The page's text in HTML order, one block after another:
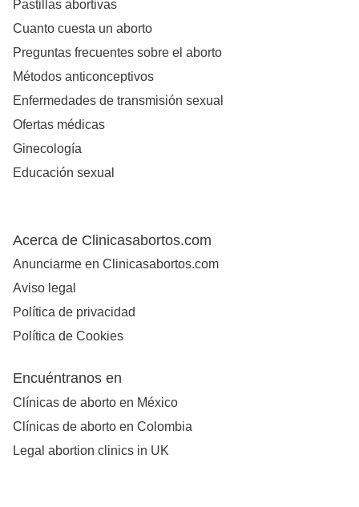
Pastillas abortivas
Cuanto cuesta un aborto
Preguntas frecuentes sobre el aborto
Métodos anticonceptivos
Enfermedades de transmisión sexual
Ofertas médicas
Ginecología
Educación sexual
Acerca de Clinicasabortos.com
Anunciarme en Clinicasabortos.com
Aviso legal
Política de privacidad
Política de Cookies
Encuéntranos en
Clínicas de aborto en México
Clínicas de aborto en Colombia
Legal abortion clinics in UK